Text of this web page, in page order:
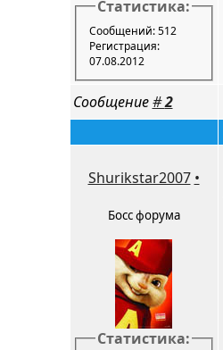
Статистика:
Сообщений: 512
Регистрация:
07.08.2012
Сообщение#2
Shurikstar2007 •
Босс форума
Статистика: